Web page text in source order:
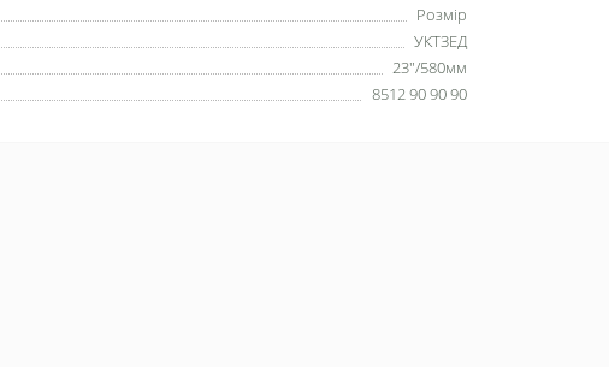
Розмір
УКТЗЕД
23"/580мм
8512 90 90 90